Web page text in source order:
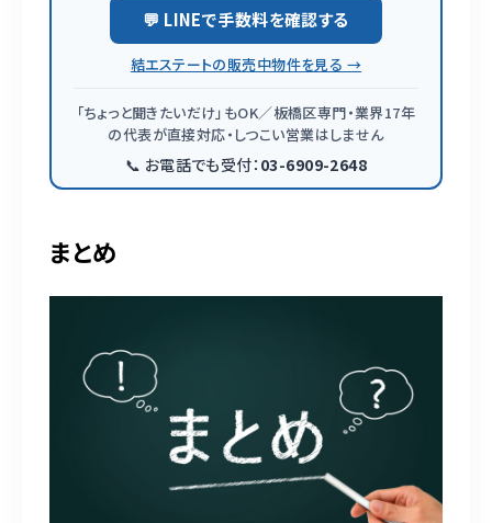
💬 LINEで手数料を確認する
結エステートの販売中物件を見る →
「ちょっと聞きたいだけ」もOK／板橋区専門・業界17年
の代表が直接対応・しつこい営業はしません
📞 お電話でも受付： 03-6909-2648
まとめ